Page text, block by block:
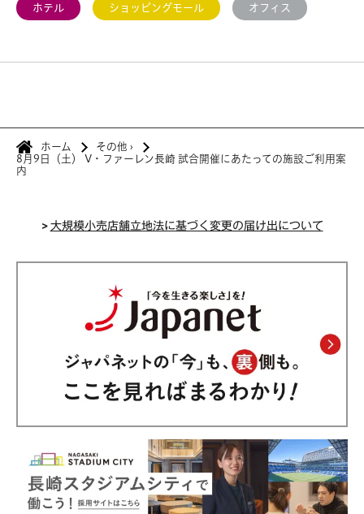
ホテル ショッピングモール オフィス
ホーム その他 ›
8月9日（土） V・ファーレン長崎 試合開催にあたっての施設ご利用案
内
>大規模小売店舗立地法に基づく変更の届け出について